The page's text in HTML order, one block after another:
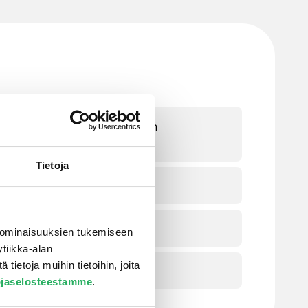
Tietoja
tukemiseen
alan
tietoja muihin tietoihin, joita
.
standardin DIN 4102 mukaan
ja pohjaveteen
mukaan